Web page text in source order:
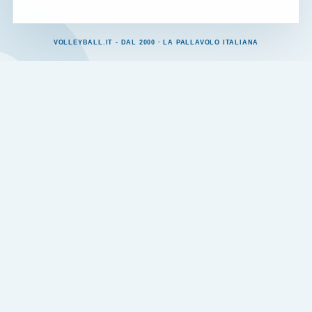
VOLLEYBALL.IT - DAL 2000 · LA PALLAVOLO ITALIANA